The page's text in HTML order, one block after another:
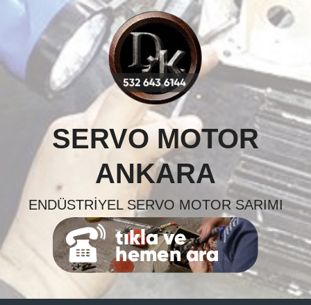
Skip
content
SERVO MOTOR
ANKARA
ENDÜSTRIYEL SERVO MOTOR SARIMI